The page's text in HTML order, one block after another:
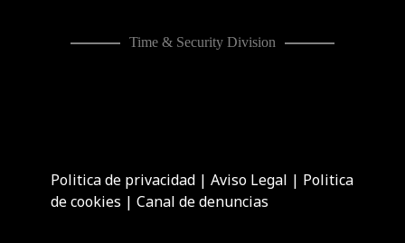
de cookies |Canal de denuncias